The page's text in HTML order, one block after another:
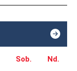
Sob. Nd.